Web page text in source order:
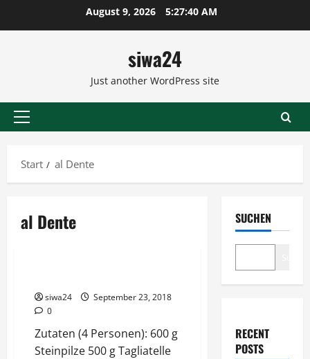
August 9, 2026 5:27:40 AM
siwa24
Just another WordPress site
Primäres
Start
al Dente
al Dente
siwa24
September 23, 2018
0
Zutaten (4 Personen): 600 g
Steinpilze 500 g Tagliatelle
SUCHEN
RECENT
POSTS